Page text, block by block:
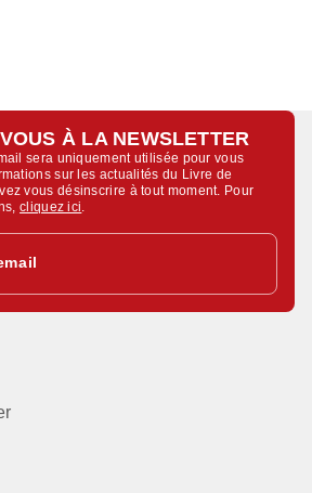
À LA NEWSLETTER
sera uniquement utilisée pour vous
sur les actualités du Livre de
vous désinscrire à tout moment. Pour
cliquez ici